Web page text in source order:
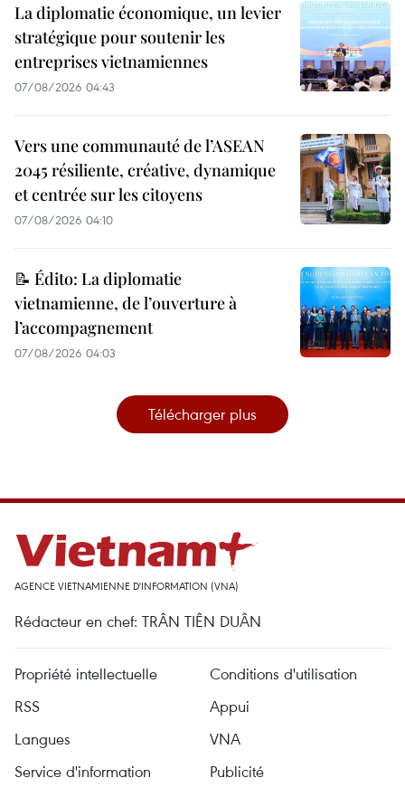
La diplomatie économique, un levier
stratégique pour soutenir les
entreprises vietnamiennes
07/08/2026 04:43
Vers une communauté de l’ASEAN
2045 résiliente, créative, dynamique
et centrée sur les citoyens
07/08/2026 04:10
📝 Édito: La diplomatie
vietnamienne, de l’ouverture à
l’accompagnement
07/08/2026 04:03
Télécharger plus
AGENCE VIETNAMIENNE D'INFORMATION (VNA)
Rédacteur en chef: TRÂN TIÊN DUÂN
Propriété intellectuelle
Conditions d'utilisation
RSS
Appui
Langues
VNA
Service d'information
Publicité